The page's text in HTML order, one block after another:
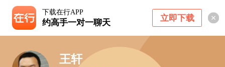
下载在行APP
约高手一对一聊天 立即下载
王轩